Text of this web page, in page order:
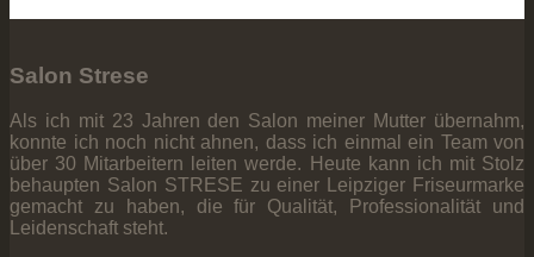
Salon Strese
Als ich mit 23 Jahren den Salon meiner Mutter übernahm,
konnte ich noch nicht ahnen, dass ich einmal ein Team von
über 30 Mitarbeitern leiten werde. Heute kann ich mit Stolz
behaupten Salon STRESE zu einer Leipziger Friseurmarke
gemacht zu haben, die für Qualität, Professionalität und
Leidenschaft steht.